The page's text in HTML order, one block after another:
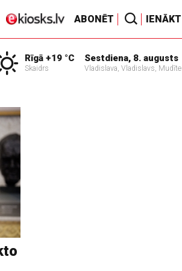
ABONĒT IENĀKT
Rīgā +19 °C
Skaidrs
Sestdiena, 8. augusts
Vladislava, Vladislavs, Mudīte